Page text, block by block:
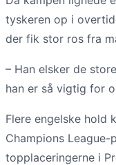
tyskeren op i
der fik stor ros fra
– Han elsker de
han er så vigtig for
Flere engelske hold
Champions
topplaceringerne i